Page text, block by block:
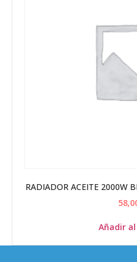
RADIADOR ACEITE 2000W
Añadir